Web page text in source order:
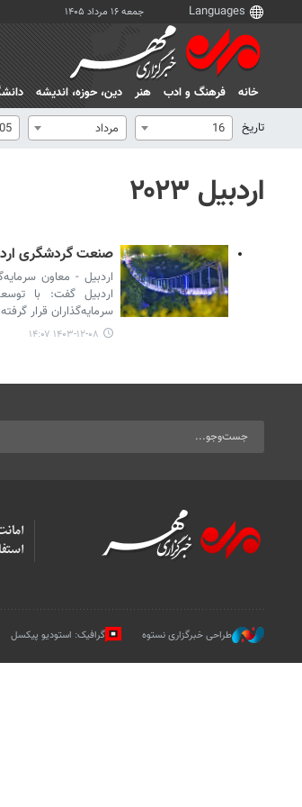
جمعه ۱۶ مرداد ۱۴۰۵
خانه فرهنگ و ادب هنر دين، حوزه، انديشه
تاریخ
16 مرداد
اردبیل ۲۰۲۳
صنعت گردشگری
اردبیل - معاون
اردبیل گفت: با
سرمایه‌گذاران قرار
۱۴۰۳-۱۲-۰۸ ۱۴:۰۷
طراحی خبرگزاری نستوه گرافیک: استودیو پیکسل